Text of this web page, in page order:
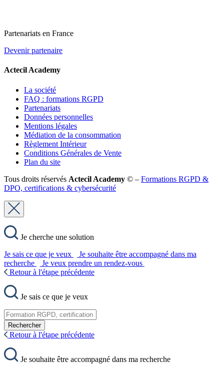
Partenariats en France
Devenir partenaire
Actecil Academy
La société
FAQ : formations RGPD
Partenariats
Données personnelles
Mentions légales
Médiation de la consommation
Règlement Intérieur
Conditions Générales de Vente
Plan du site
Tous droits réservés Actecil Academy © – Formations RGPD &
DPO, certifications & cybersécurité
Je cherche une solution
Je sais ce que je veux
Je souhaite être accompagné dans ma
recherche
Je veux prendre un rendez-vous
Retour à l'étape précédente
Je sais ce que je veux
Rechercher
Retour à l'étape précédente
Je souhaite être accompagné dans ma recherche